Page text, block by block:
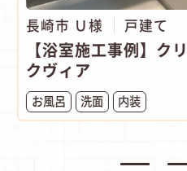
長崎市 Ｕ様 戸建て
【浴室施工事例】ク
クヴィア
お風呂 洗面 内装